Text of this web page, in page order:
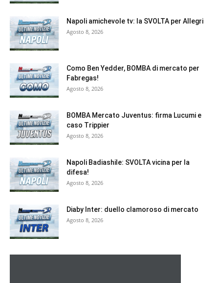
Napoli amichevole tv: la SVOLTA per Allegri
Agosto 8, 2026
Como Ben Yedder, BOMBA di mercato per
Fabregas!
Agosto 8, 2026
BOMBA Mercato Juventus: firma Lucumi e
caso Trippier
Agosto 8, 2026
Napoli Badiashile: SVOLTA vicina per la
difesa!
Agosto 8, 2026
Diaby Inter: duello clamoroso di mercato
Agosto 8, 2026